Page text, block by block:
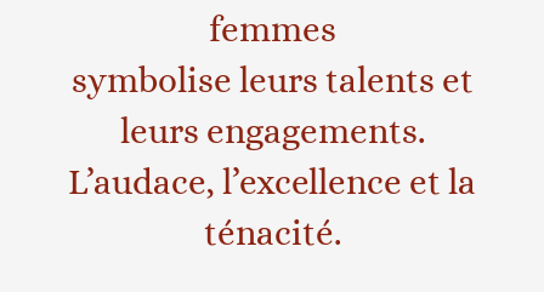
femmes
symbolise leurs talents et
leurs engagements.
L’audace, l’excellence et la
ténacité.